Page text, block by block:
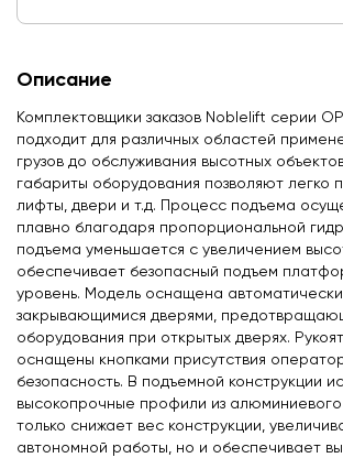
Описание
Комплектовщики заказов Noblelift серии
подходит для различных областей
грузов до обслуживания высотных
габариты оборудования позволяют легко
лифты, двери и т.д. Процесс подъема
плавно благодаря пропорциональной
подъема уменьшается с увеличением
обеспечивает безопасный подъем
уровень. Модель оснащена автоматически
закрывающимися дверями,
оборудования при открытых дверях.
оснащены кнопками присутствия
безопасность. В подъемной конструкции
высокопрочные профили из
только снижает вес конструкции,
автономной работы, но и обеспечивает